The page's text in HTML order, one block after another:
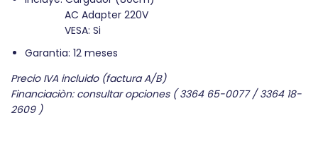
AC Adapter 220V
VESA: Si
Garantia: 12 meses
Precio IVA incluido (factura A/B)
Financiaciòn: consultar opciones ( 3364 65-0077 / 3364 18-
2609 )